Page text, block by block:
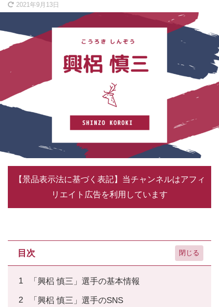
2021年9月13日
【景品表示法に基づく表記】当チャンネルはアフィ
リエイト広告を利用しています
目次
「興梠 慎三」選手の基本情報
「興梠 慎三」選手のSNS